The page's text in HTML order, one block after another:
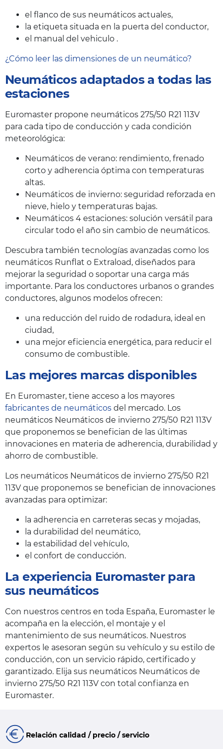
el flanco de sus neumáticos actuales,
la etiqueta situada en la puerta del conductor,
el manual del vehiculo .
¿Cómo leer las dimensiones de un neumático?
Neumáticos adaptados a todas las
estaciones
Euromaster propone neumáticos 275/50 R21 113V
para cada tipo de conducción y cada condición
meteorológica:
Neumáticos de verano: rendimiento, frenado
corto y adherencia óptima con temperaturas
altas.
Neumáticos de invierno: seguridad reforzada en
nieve, hielo y temperaturas bajas.
Neumáticos 4 estaciones: solución versátil para
circular todo el año sin cambio de neumáticos.
Descubra también tecnologías avanzadas como los
neumáticos Runflat o Extraload, diseñados para
mejorar la seguridad o soportar una carga más
importante. Para los conductores urbanos o grandes
conductores, algunos modelos ofrecen:
una reducción del ruido de rodadura, ideal en
ciudad,
una mejor eficiencia energética, para reducir el
consumo de combustible.
Las mejores marcas disponibles
En Euromaster, tiene acceso a los mayores
fabricantes de neumáticos del mercado. Los
neumáticos Neumáticos de invierno 275/50 R21 113V
que proponemos se benefician de las últimas
innovaciones en materia de adherencia, durabilidad y
ahorro de combustible.
Los neumáticos Neumáticos de invierno 275/50 R21
113V que proponemos se benefician de innovaciones
avanzadas para optimizar:
la adherencia en carreteras secas y mojadas,
la durabilidad del neumático,
la estabilidad del vehículo,
el confort de conducción.
La experiencia Euromaster para
sus neumáticos
Con nuestros centros en toda España, Euromaster le
acompaña en la elección, el montaje y el
mantenimiento de sus neumáticos. Nuestros
expertos le asesoran según su vehículo y su estilo de
conducción, con un servicio rápido, certificado y
garantizado. Elija sus neumáticos Neumáticos de
invierno 275/50 R21 113V con total confianza en
Euromaster.
Relación calidad / precio / servicio